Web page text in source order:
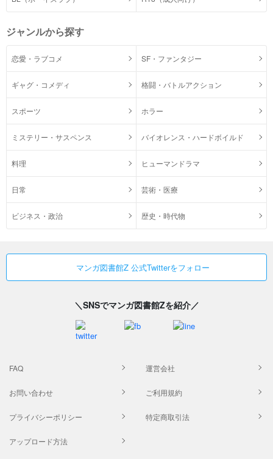
ジャンルから探す
恋愛・ラブコメ SF・ファンタジー
ギャグ・コメディ 格闘・バトルアクション
スポーツ ホラー
ミステリー・サスペンス バイオレンス・ハードボイルド
料理 ヒューマンドラマ
日常 芸術・医療
ビジネス・政治 歴史・時代物
マンガ図書館Z 公式Twitterをフォロー
＼SNSでマンガ図書館Zを紹介／
FAQ 運営会社
お問い合わせ ご利用規約
プライバシーポリシー 特定商取引法
アップロード方法